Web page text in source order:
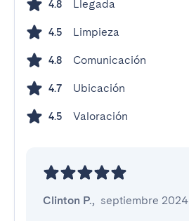
4.8 Llegada
4.5 Limpieza
4.8 Comunicación
4.7 Ubicación
4.5 Valoración
Clinton P., septiembre 2024